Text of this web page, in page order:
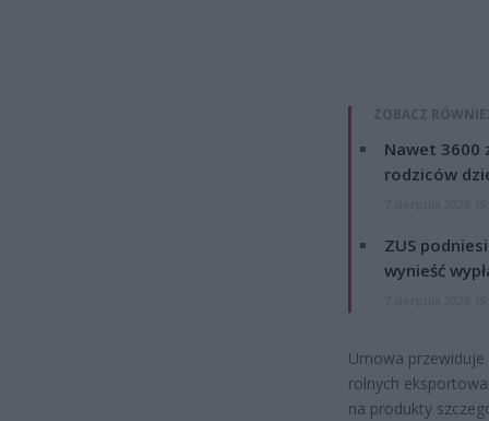
ZOBACZ
Nawet 3600
rodziców
ZUS
wynieść
Umowa przewiduje
rolnych
na produkty